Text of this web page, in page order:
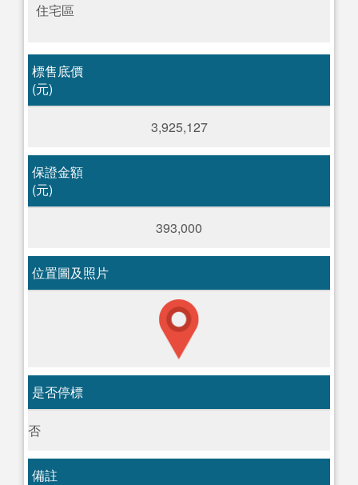
住宅區
標售底價
(元)
3,925,127
保證金額
(元)
393,000
位置圖及照片
是否停標
否
備註